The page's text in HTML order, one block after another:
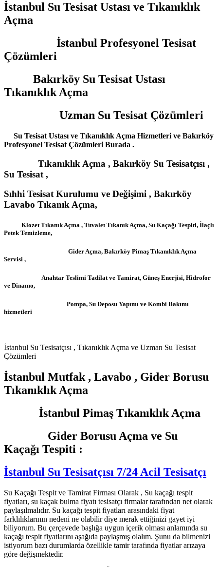
İstanbul Su Tesisat Ustası ve Tıkanıklık
Açma
İstanbul Profesyonel Tesisat
Çözümleri
Bakırköy Su Tesisat Ustası
Tıkanıklık Açma
Uzman Su Tesisat Çözümleri
Su Tesisat Ustası ve Tıkanıklık Açma Hizmetleri ve Bakırköy
Profesyonel Tesisat Çözümleri Burada .
Tıkanıklık Açma , Bakırköy Su Tesisatçısı ,
Su Tesisat ,
Sıhhi Tesisat Kurulumu ve Değişimi , Bakırköy
Lavabo Tıkanık Açma,
Klozet Tıkanık Açma , Tuvalet Tıkanık Açma, Su Kaçağı Tespiti, İlaçlı
Petek Temizleme,
Gider Açma, Bakırköy Pimaş Tıkanıklık Açma
Servisi ,
Anahtar Teslimi Tadilat ve Tamirat, Güneş Enerjisi, Hidrofor
ve Dinamo,
Pompa, Su Deposu Yapımı ve Kombi Bakımı
hizmetleri
İstanbul Su Tesisatçısı , Tıkanıklık Açma ve Uzman Su Tesisat
Çözümleri
İstanbul Mutfak , Lavabo , Gider Borusu
Tıkanıklık Açma
İstanbul Pimaş Tıkanıklık Açma
Gider Borusu Açma ve Su
Kaçağı Tespiti :
İstanbul Su Tesisatçısı 7/24 Acil Tesisatçı
Su Kaçağı Tespit ve Tamirat Firması Olarak , Su kaçağı tespit
fiyatları, su kaçak bulma fiyatı tesisatçı firmalar tarafından net olarak
paylaşılmalıdır. Su kaçağı tespit fiyatları arasındaki fiyat
farklılıklarının nedeni ne olabilir diye merak ettiğinizi gayet iyi
biliyorum. Bu çerçevede başlığa uygun içerik olması anlamında su
kaçağı tespit fiyatlarını aşağıda paylaşmış olalım. Şunu da bilmenizi
istiyorum bazı durumlarda özellikle tamir tarafında fiyatlar arızaya
göre değişmektedir.